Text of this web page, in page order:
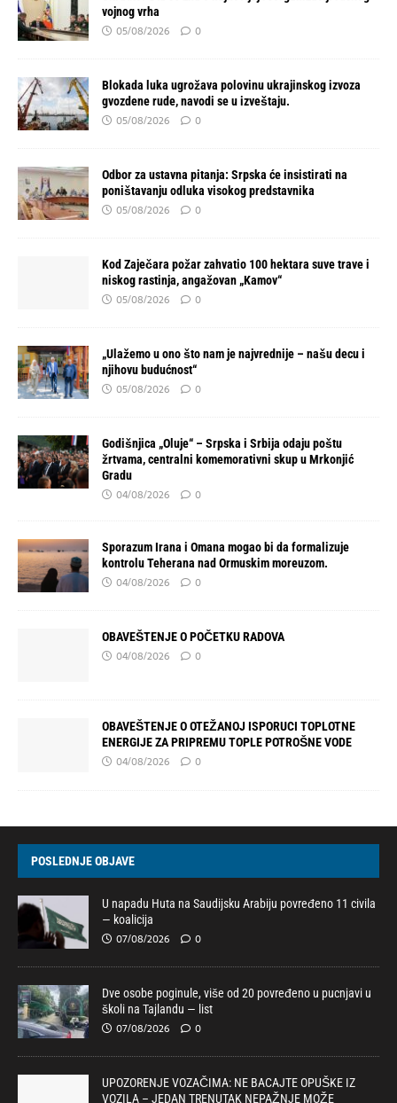
vojnog vrha
05/08/2026 0
Blokada luka ugrožava polovinu ukrajinskog izvoza
gvozdene rude, navodi se u izveštaju.
05/08/2026 0
Odbor za ustavna pitanja: Srpska će insistirati na
poništavanju odluka visokog predstavnika
05/08/2026 0
Kod Zaječara požar zahvatio 100 hektara suve trave i
niskog rastinja, angažovan „Kamov“
05/08/2026 0
„Ulažemo u ono što nam je najvrednije – našu decu i
njihovu budućnost“
05/08/2026 0
Godišnjica „Oluje“ – Srpska i Srbija odaju poštu
žrtvama, centralni komemorativni skup u Mrkonjić
Gradu
04/08/2026 0
Sporazum Irana i Omana mogao bi da formalizuje
kontrolu Teherana nad Ormuskim moreuzom.
04/08/2026 0
OBAVEŠTENJE O POČETKU RADOVA
04/08/2026 0
OBAVEŠTENJE O OTEŽANOJ ISPORUCI TOPLOTNE
ENERGIJE ZA PRIPREMU TOPLE POTROŠNE VODE
04/08/2026 0
POSLEDNJE OBJAVE
U napadu Huta na Saudijsku Arabiju povređeno 11 civila
— koalicija
07/08/2026 0
Dve osobe poginule, više od 20 povređeno u pucnjavi u
školi na Tajlandu — list
07/08/2026 0
UPOZORENJE VOZAČIMA: NE BACAJTE OPUŠKE IZ
VOZILA – JEDAN TRENUTAK NEPAŽNJE MOŽE